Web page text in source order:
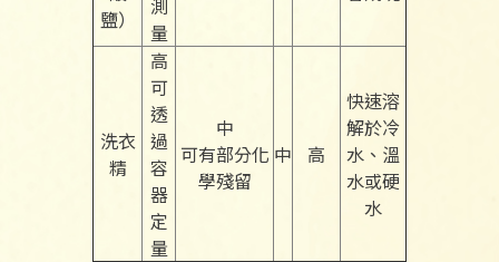
鹽）
測
量
洗衣
精
高
可
透
過
容
器
定
量
中
可有部分化
學殘留
中 高
快速溶
解於冷
水、溫
水或硬
水